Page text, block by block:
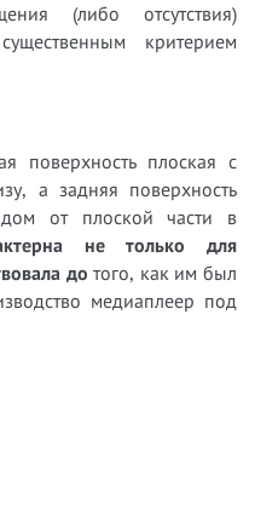
(либо отсутствия)
критерием
поверхность плоская с
а задняя поверхность
от плоской части в
не только для
до того, как им был
медиаплеер под